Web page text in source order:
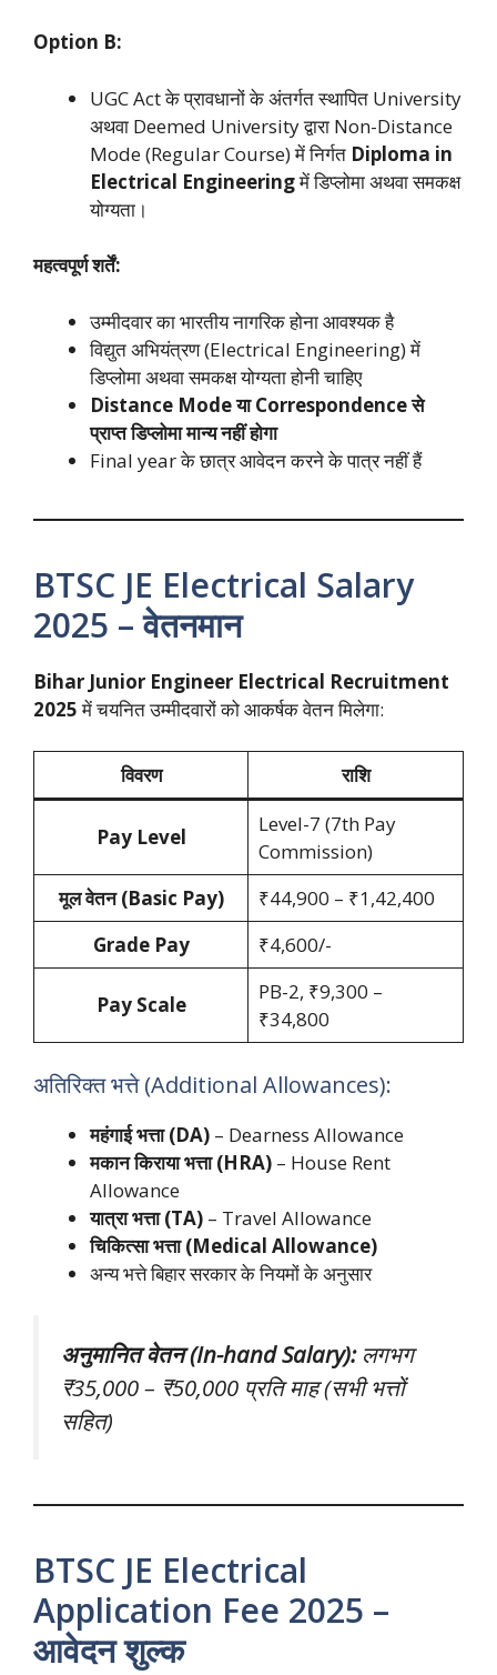
Option B:
UGC Act के प्रावधानों के अंतर्गत स्थापित University
अथवा Deemed University द्वारा Non-Distance
Mode (Regular Course) में निर्गत Diploma in
Electrical Engineeringमें डिप्लोमा अथवा समकक्ष
योग्यता।
महत्वपूर्ण शर्तें:
उम्मीदवार का भारतीय नागरिक होना आवश्यक है
विद्युत अभियंत्रण (Electrical Engineering) में
डिप्लोमा अथवा समकक्ष योग्यता होनी चाहिए
Distance Mode या Correspondence से
प्राप्त डिप्लोमा मान्य नहीं होगा
Final year के छात्र आवेदन करने के पात्र नहीं हैं
BTSC JE Electrical Salary
2025 – वेतनमान
Bihar Junior Engineer Electrical Recruitment
2025में चयनित उम्मीदवारों को आकर्षक वेतन मिलेगा:
विवरण राशि
Pay Level
Level-7 (7th Pay
Commission)
मूल वेतन (Basic Pay)
₹44,900 – ₹1,42,400
Grade Pay
₹4,600/-
Pay Scale
PB-2, ₹9,300 –
₹34,800
अतिरिक्त भत्ते (Additional Allowances):
महंगाई भत्ता (DA) – Dearness Allowance
मकान किराया भत्ता (HRA) – House Rent
Allowance
यात्रा भत्ता (TA) – Travel Allowance
चिकित्सा भत्ता (Medical Allowance)
अन्य भत्ते बिहार सरकार के नियमों के अनुसार
अनुमानित वेतन (In-hand Salary):लगभग
₹35,000 – ₹50,000 प्रति माह (सभी भत्तों
सहित)
BTSC JE Electrical
Application Fee 2025 –
आवेदन शुल्क